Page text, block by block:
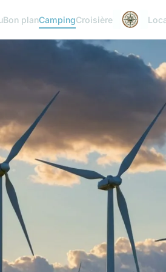
Bon planCampingCroisière